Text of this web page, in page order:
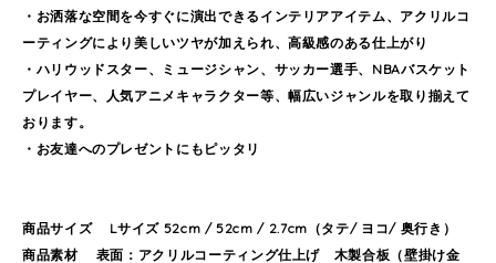
・お洒落な空間を今すぐに演出できるインテリアアイテム、アクリルコ
ーティングにより美しいツヤが加えられ、高級感のある仕上がり
・ハリウッドスター、ミュージシャン、サッカー選手、NBAバスケット
プレイヤー、人気アニメキャラクター等、幅広いジャンルを取り揃えて
おります。
・お友達へのプレゼントにもピッタリ
商品サイズ Lサイズ 52cm / 52cm / 2.7cm（タテ/ ヨコ/ 奥行き）
商品素材 表面：アクリルコーティング仕上げ 木製合板（壁掛け金